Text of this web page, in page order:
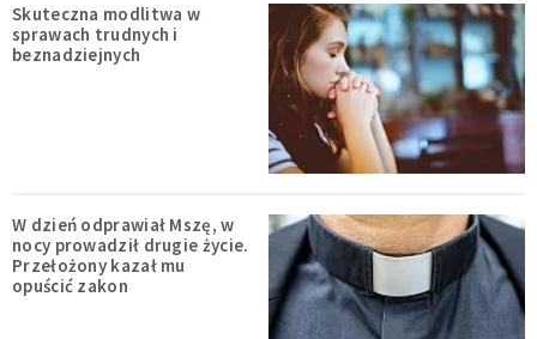
Skuteczna modlitwa w
sprawach trudnych i
beznadziejnych
W dzień odprawiał Mszę, w
nocy prowadził drugie życie.
Przełożony kazał mu
opuścić zakon